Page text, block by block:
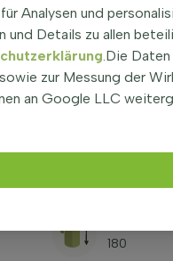
Topf/ballen
Optionen
Friedhorf,
Gärten,
-28,9°C / -
zone 5a
180
Analysen und
und Details zu allen
.Die
zur Messung der
an Google LLC